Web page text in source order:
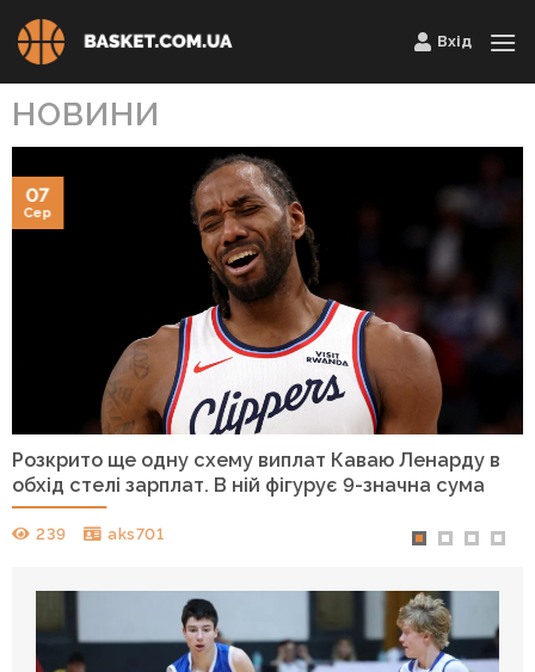
Skip
to
Вхід
НОВИНИ
Розкрито ще одну схему виплат Каваю Ленарду в
обхід стелі зарплат. В ній фігурує 9-значна сума
239 aks701
07
Сер